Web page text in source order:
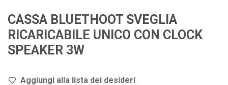
CASSA BLUETHOOT SVEGLIA
RICARICABILE UNICO CON CLOCK
SPEAKER 3W
Aggiungi alla lista dei desideri